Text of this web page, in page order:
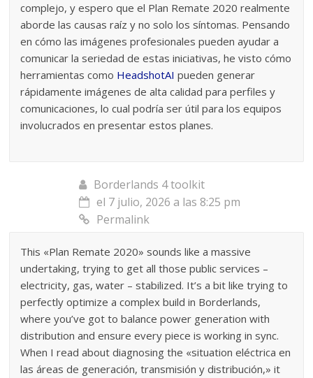
complejo, y espero que el Plan Remate 2020 realmente
aborde las causas raíz y no solo los síntomas. Pensando
en cómo las imágenes profesionales pueden ayudar a
comunicar la seriedad de estas iniciativas, he visto cómo
herramientas como HeadshotAI pueden generar
rápidamente imágenes de alta calidad para perfiles y
comunicaciones, lo cual podría ser útil para los equipos
involucrados en presentar estos planes.
Borderlands 4 toolkit
el 7 julio, 2026 a las 8:25 pm
Permalink
This «Plan Remate 2020» sounds like a massive
undertaking, trying to get all those public services –
electricity, gas, water – stabilized. It’s a bit like trying to
perfectly optimize a complex build in Borderlands,
where you’ve got to balance power generation with
distribution and ensure every piece is working in sync.
When I read about diagnosing the «situation eléctrica en
las áreas de generación, transmisión y distribución,» it